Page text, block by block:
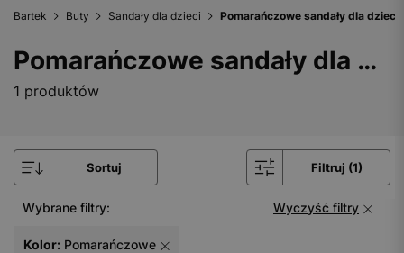
Bartek Buty Sandały dla dzieci Pomarańczowe sandały dla dzieci
Pomarańczowe sandały dla dzieci
1 produktów
Sortuj Filtruj (1)
Wybrane filtry: Wyczyść filtry
Kolor: Pomarańczowe